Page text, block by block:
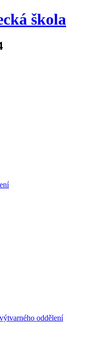
škola
oddělení